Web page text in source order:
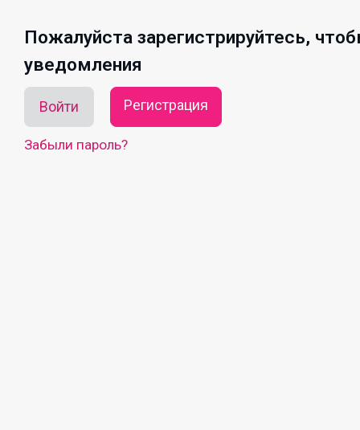
Пожалуйста зарегистрируйтесь,
уведомления
Войти Регистрация
Забыли пароль?